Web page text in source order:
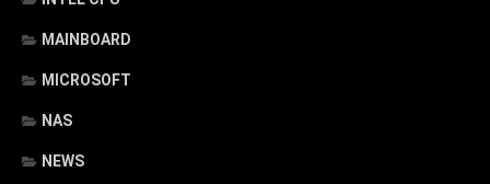
MAINBOARD
MICROSOFT
NAS
NEWS